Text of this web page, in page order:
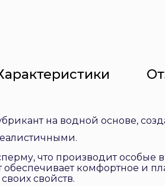
на водной основе,
что производит особые
комфортное и
свойств.